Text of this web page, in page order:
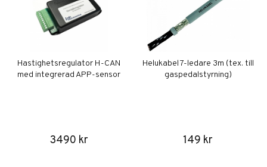
Hastighetsregulator H-CAN
med integrerad APP-sensor
3490 kr
Helukabel 7-ledare 3m (tex. till
gaspedalstyrning)
149 kr